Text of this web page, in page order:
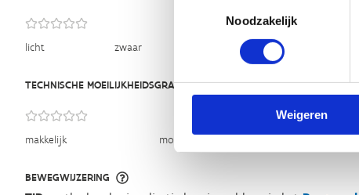
Noodzakelijk
Weigeren
licht zwaar
TECHNISCHE MOEILIJKHEIDSGRAAD
makkelijk moeilijk
BEWEGWIJZERING